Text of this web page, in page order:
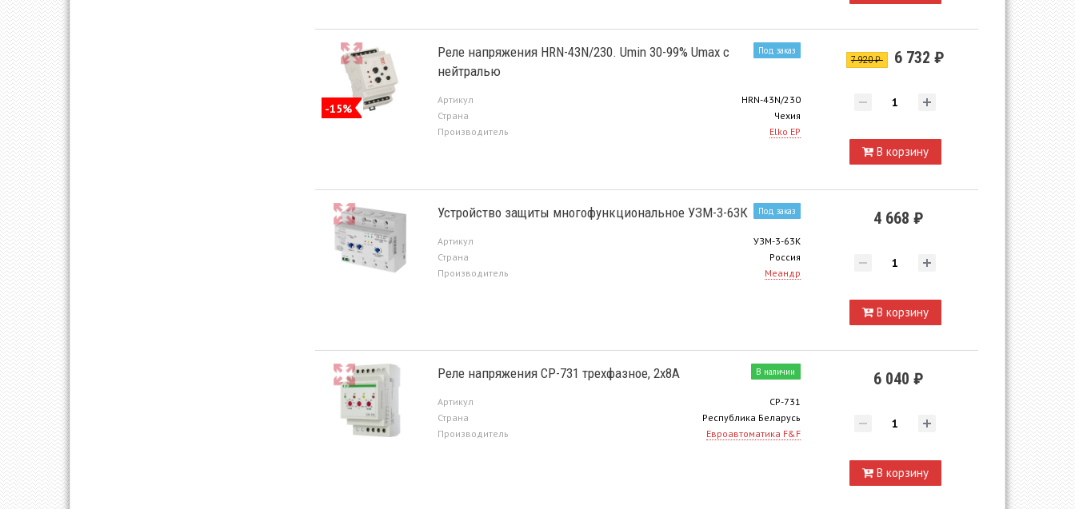
-15%
Под заказ
Реле напряжения HRN-43N/230. Umin 30-99% Umax с
нейтралью
Артикул
HRN-43N/230
Страна
Чехия
Производитель
Elko EP
7 920 ₽ 6 732 ₽
В корзину
Под заказ
Устройство защиты многофункциональное УЗМ-3-63К
Артикул
УЗМ-3-63К
Страна
Россия
Производитель
Меандр
4 668 ₽
В корзину
В наличии
Реле напряжения CP-731 трехфазное, 2х8А
Артикул
CP-731
Страна
Республика Беларусь
Производитель
Евроавтоматика F&F
6 040 ₽
В корзину